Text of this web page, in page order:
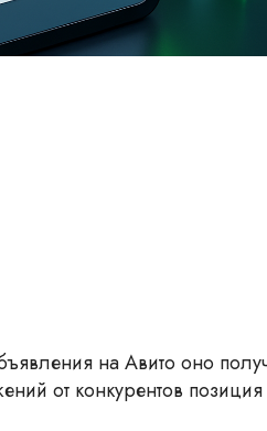
на Авито оно
от конкурентов